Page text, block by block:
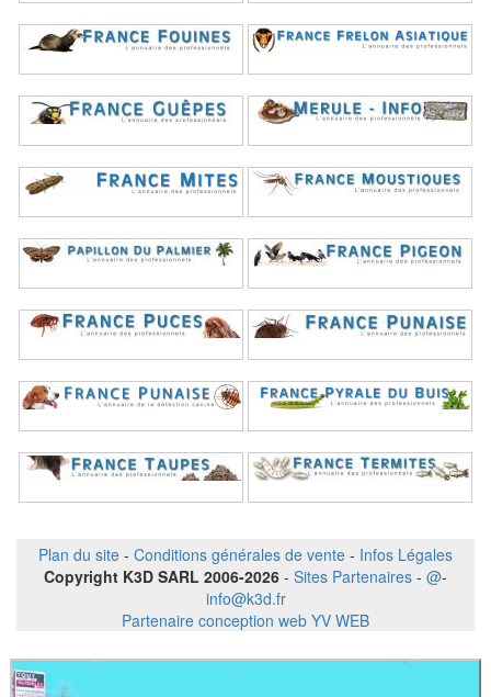
Plan du site - Conditions générales de vente - Infos Légales
Copyright K3D SARL 2006-2026 - Sites Partenaires - @-
info@k3d.fr
Partenaire conception web YV WEB